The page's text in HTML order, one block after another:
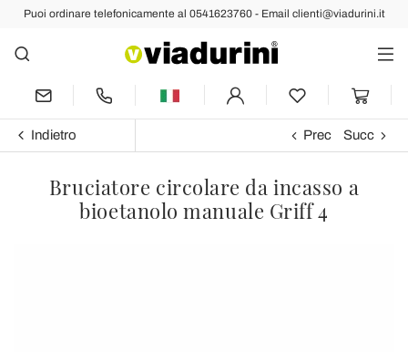
Puoi ordinare telefonicamente al 0541623760 - Email clienti@viadurini.it
Indietro Prec Succ
Bruciatore circolare da incasso a
bioetanolo manuale Griff 4